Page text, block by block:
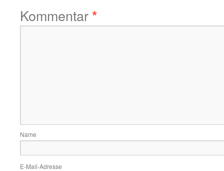
Kommentar*
Name
E-Mail-Adresse